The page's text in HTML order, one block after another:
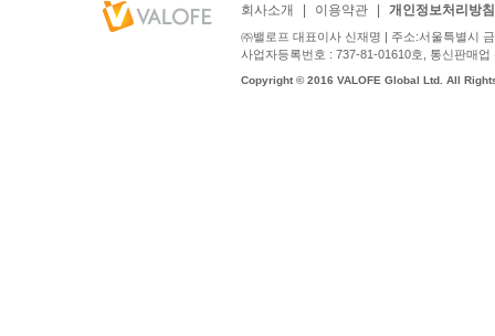
회사소개 이용약관 개인정보처리방침
㈜밸로프 대표이사 신재명 | 주소:서울특별시
사업자등록번호 : 737-81-01610호, 통신판매
Copyright © 2016 VALOFE Global Ltd. All